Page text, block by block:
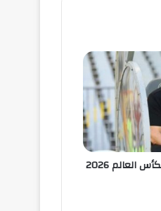
استعدادات منتخب مصر لكأس العالم 2026